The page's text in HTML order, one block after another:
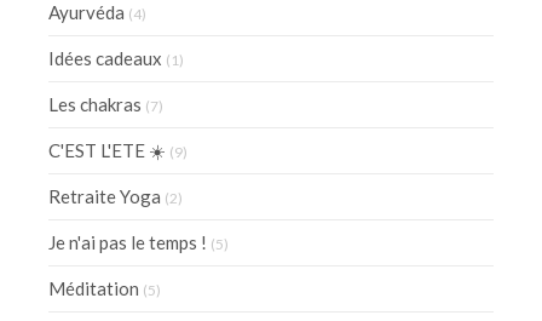
Ayurvéda (4)
Idées cadeaux (1)
Les chakras (7)
C'EST L'ETE ☀️ (9)
Retraite Yoga (2)
Je n'ai pas le temps ! (5)
Méditation (5)